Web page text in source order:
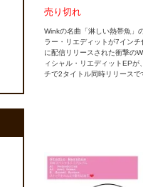
売り切れ
Winkの名曲「淋しい熱帯魚」
ラー・リエディットが7イン
に配信リリースされた衝撃の
ィシャル・リエディットEPが
チで2タイトル同時リリースで